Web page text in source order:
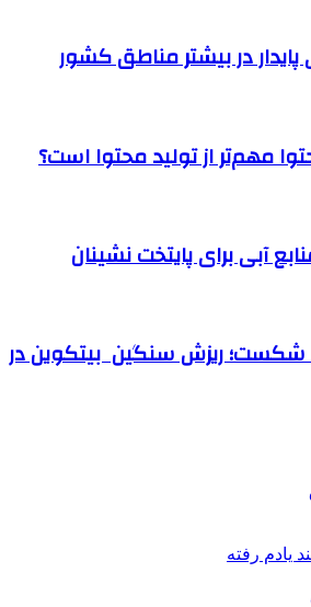
در بیشتر مناطق کشور
مهم‌تر از تولید محتوا است؟
آبی برای پایتخت نشینان
شکست؛ ریزش سنگین بیتکوین در
یادم رفته